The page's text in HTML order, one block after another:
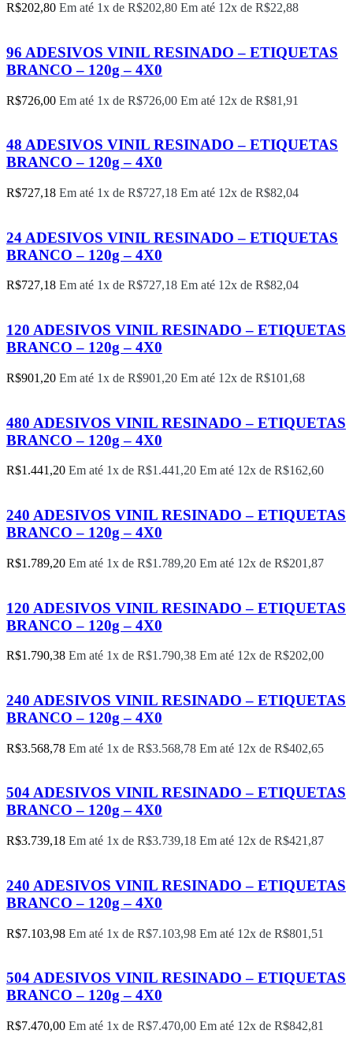
R$202,80 Em até 1x de R$202,80 Em até 12x de R$22,88
96 ADESIVOS VINIL RESINADO – ETIQUETAS
BRANCO – 120g – 4X0
R$726,00 Em até 1x de R$726,00 Em até 12x de R$81,91
48 ADESIVOS VINIL RESINADO – ETIQUETAS
BRANCO – 120g – 4X0
R$727,18 Em até 1x de R$727,18 Em até 12x de R$82,04
24 ADESIVOS VINIL RESINADO – ETIQUETAS
BRANCO – 120g – 4X0
R$727,18 Em até 1x de R$727,18 Em até 12x de R$82,04
120 ADESIVOS VINIL RESINADO – ETIQUETAS
BRANCO – 120g – 4X0
R$901,20 Em até 1x de R$901,20 Em até 12x de R$101,68
480 ADESIVOS VINIL RESINADO – ETIQUETAS
BRANCO – 120g – 4X0
R$1.441,20 Em até 1x de R$1.441,20 Em até 12x de R$162,60
240 ADESIVOS VINIL RESINADO – ETIQUETAS
BRANCO – 120g – 4X0
R$1.789,20 Em até 1x de R$1.789,20 Em até 12x de R$201,87
120 ADESIVOS VINIL RESINADO – ETIQUETAS
BRANCO – 120g – 4X0
R$1.790,38 Em até 1x de R$1.790,38 Em até 12x de R$202,00
240 ADESIVOS VINIL RESINADO – ETIQUETAS
BRANCO – 120g – 4X0
R$3.568,78 Em até 1x de R$3.568,78 Em até 12x de R$402,65
504 ADESIVOS VINIL RESINADO – ETIQUETAS
BRANCO – 120g – 4X0
R$3.739,18 Em até 1x de R$3.739,18 Em até 12x de R$421,87
240 ADESIVOS VINIL RESINADO – ETIQUETAS
BRANCO – 120g – 4X0
R$7.103,98 Em até 1x de R$7.103,98 Em até 12x de R$801,51
504 ADESIVOS VINIL RESINADO – ETIQUETAS
BRANCO – 120g – 4X0
R$7.470,00 Em até 1x de R$7.470,00 Em até 12x de R$842,81